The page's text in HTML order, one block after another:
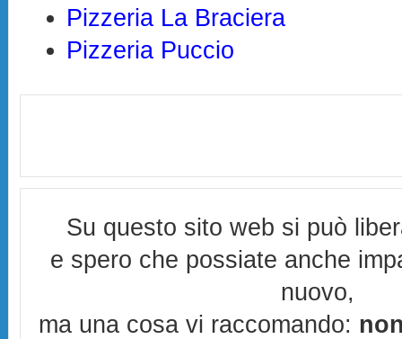
Pizzeria La Braciera
Pizzeria Puccio
Su questo sito web si può
e spero che possiate anche
nuovo,
ma una cosa vi raccomando: